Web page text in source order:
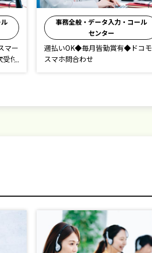
モ
事務全般・データ入力・コール
センター
週払い・毎月皆勤賞有◆ドコモ テ
レオペ業務